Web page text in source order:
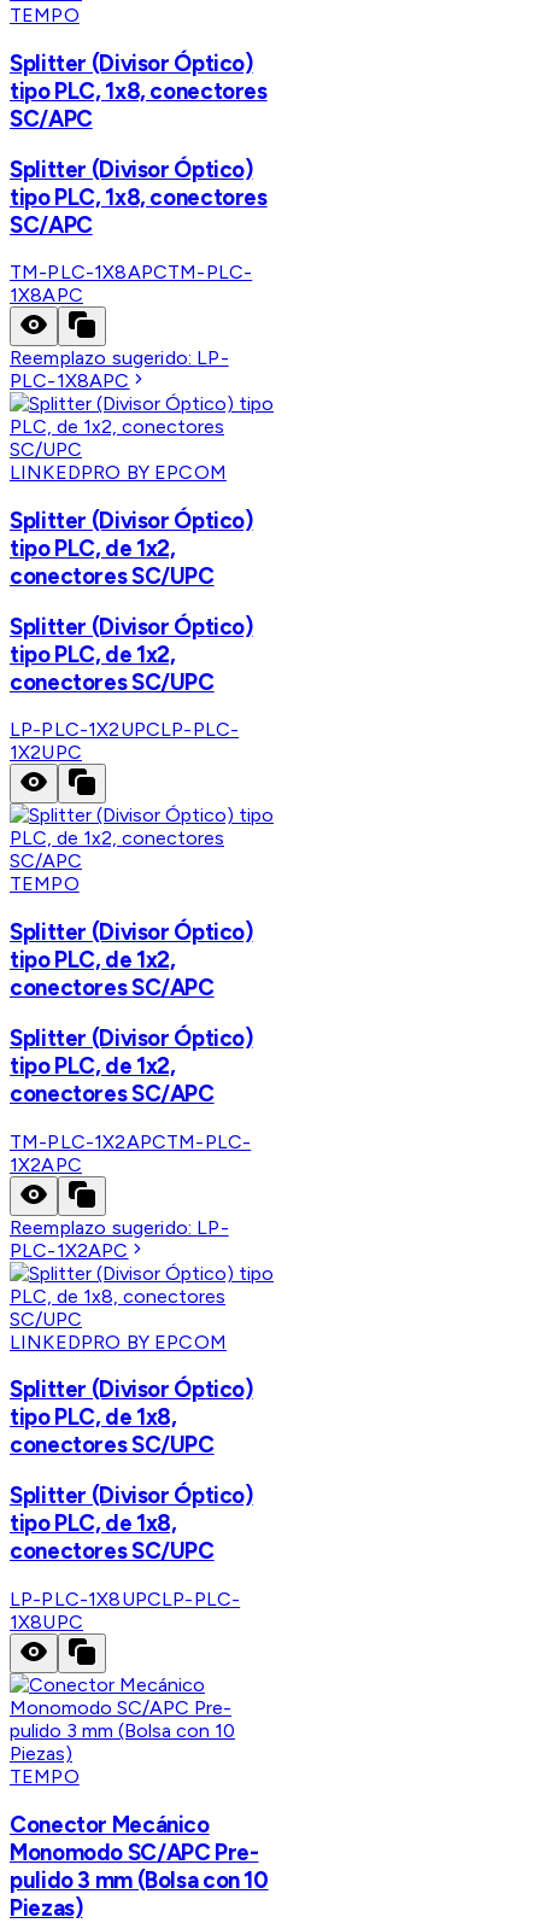
TEMPO
Splitter (Divisor Óptico)
tipo PLC, 1x8, conectores
SC/APC
Splitter (Divisor Óptico)
tipo PLC, 1x8, conectores
SC/APC
TM-PLC-1X8APCTM-PLC-
1X8APC
Reemplazo sugerido: LP-
PLC-1X8APC
LINKEDPRO BY EPCOM
Splitter (Divisor Óptico)
tipo PLC, de 1x2,
conectores SC/UPC
Splitter (Divisor Óptico)
tipo PLC, de 1x2,
conectores SC/UPC
LP-PLC-1X2UPCLP-PLC-
1X2UPC
TEMPO
Splitter (Divisor Óptico)
tipo PLC, de 1x2,
conectores SC/APC
Splitter (Divisor Óptico)
tipo PLC, de 1x2,
conectores SC/APC
TM-PLC-1X2APCTM-PLC-
1X2APC
Reemplazo sugerido: LP-
PLC-1X2APC
LINKEDPRO BY EPCOM
Splitter (Divisor Óptico)
tipo PLC, de 1x8,
conectores SC/UPC
Splitter (Divisor Óptico)
tipo PLC, de 1x8,
conectores SC/UPC
LP-PLC-1X8UPCLP-PLC-
1X8UPC
TEMPO
Conector Mecánico
Monomodo SC/APC Pre-
pulido 3 mm (Bolsa con 10
Piezas)